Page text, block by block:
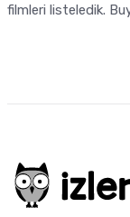
filmleri listeledik.